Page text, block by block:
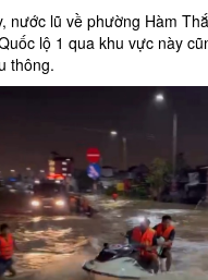
nước lũ về phường Hàm
lộ 1 qua khu vực này
thông.